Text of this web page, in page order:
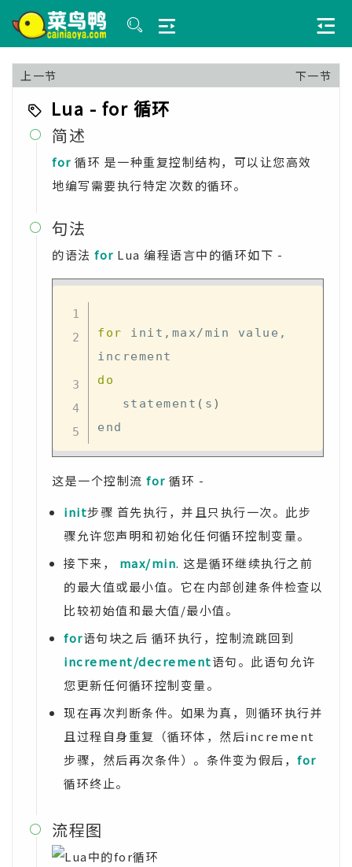
上一节 下一节
Lua - for 循环
 简述
for 循环 是一种重复控制结构，可以让您高效
地编写需要执行特定次数的循环。
 句法
的语法 for Lua 编程语言中的循环如下 -
for init,max/min value,
do
   statement
( s )
这是一个控制流 for 循环 -
init步骤 首先执行，并且只执行一次。此步
骤允许您声明和初始化任何循环控制变量。
接下来， max/min. 这是循环继续执行之前
的最大值或最小值。它在内部创建条件检查以
比较初始值和最大值/最小值。
for语句块之后 循环执行，控制流跳回到
increment/decrement语句。此语句允许
您更新任何循环控制变量。
现在再次判断条件。如果为真，则循环执行并
且过程自身重复（循环体，然后increment
步骤，然后再次条件）。条件变为假后， for
循环终止。
 流程图